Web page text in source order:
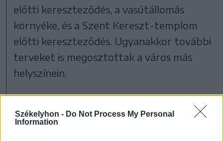
Székelyhon - Do Not Process My Personal
Information
előtti kereszteződés, a vasútállomás
környéke, és a Szent Kereszt-templom
előtti kereszteződés. Ugyanakkor további
terveket is megosztottak a város más
helyszínein.
Íme az elképzelések pontba
szedve: